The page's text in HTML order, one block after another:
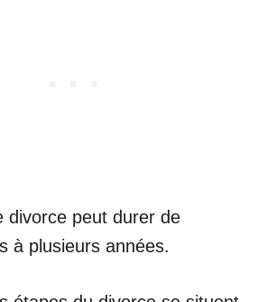
divorce peut durer de
à plusieurs années.